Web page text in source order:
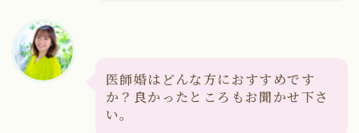
医師婚はどんな方におすすめです
か？良かったところもお聞かせ下さ
い。